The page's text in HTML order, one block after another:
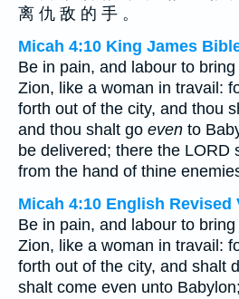
离 仇 敌 的 手 。
Micah 4:10 King James
Be in pain, and labour to
Zion, like a woman in travail:
forth out of the city, and thou
and thou shalt go even to
be delivered; there the LORD
from the hand of thine
Micah 4:10 English Revised
Be in pain, and labour to
Zion, like a woman in travail:
forth out of the city, and shalt
shalt come even unto